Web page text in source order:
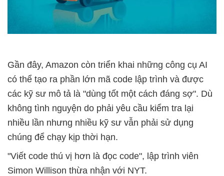
Gần đây, Amazon còn triển khai những công cụ AI
có thể tạo ra phần lớn mã code lập trình và được
các kỹ sư mô tả là "dùng tốt một cách đáng sợ". Dù
không tình nguyện do phải yêu cầu kiểm tra lại
nhiều lần nhưng nhiều kỹ sư vẫn phải sử dụng
chúng để chạy kịp thời hạn.
"Viết code thú vị hơn là đọc code", lập trình viên
Simon Willison thừa nhận với NYT.